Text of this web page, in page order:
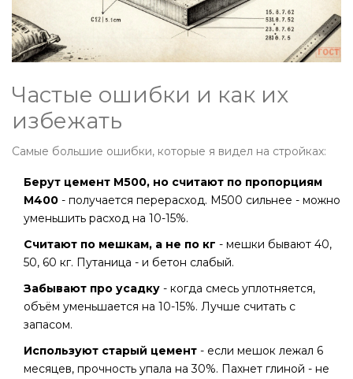
Частые ошибки и как их
избежать
Самые большие ошибки, которые я видел на стройках:
Берут цемент М500, но считают по пропорциям
М400 - получается перерасход. М500 сильнее - можно
уменьшить расход на 10-15%.
Считают по мешкам, а не по кг - мешки бывают 40,
50, 60 кг. Путаница - и бетон слабый.
Забывают про усадку - когда смесь уплотняется,
объём уменьшается на 10-15%. Лучше считать с
запасом.
Используют старый цемент - если мешок лежал 6
месяцев, прочность упала на 30%. Пахнет глиной - не